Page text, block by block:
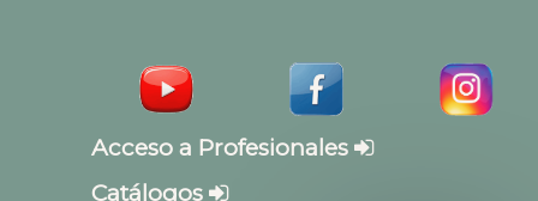
Acceso a Profesionales
Catálogos